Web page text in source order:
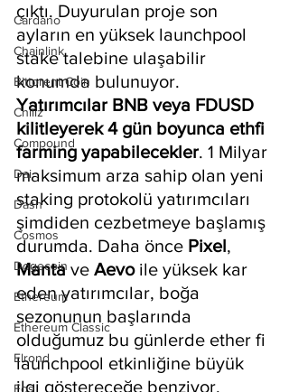
Cardano
Chainlink
Bittorent Coin
Chiliz
Compound
Dai
Dash
Cosmos
Dogecoin
Ethereum
Ethereum Classic
Elrond
Eos
çıktı. Duyurulan proje son
ayların en yüksek launchpool
stake talebine ulaşabilir
konumda bulunuyor.
Yatırımcılar BNB veya FDUSD
kilitleyerek 4 gün boyunca ethfi
farming yapabilecekler. 1 Milyar
maksimum arza sahip olan yeni
staking protokolü yatırımcıları
şimdiden cezbetmeye başlamış
durumda. Daha önce Pixel,
Manta ve Aevo ile yüksek kar
eden yatırımcılar, boğa
sezonunun başlarında
olduğumuz bu günlerde ether fi
launchpool etkinliğine büyük
ilgi göstereceğe benziyor.